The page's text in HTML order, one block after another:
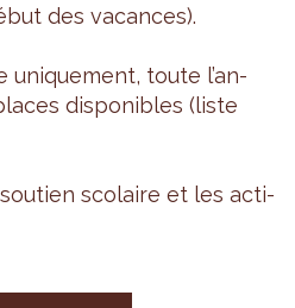
des vacances).
uni­que­ment, toute l’an­
dis­po­nibles (liste
sco­laire et les acti­